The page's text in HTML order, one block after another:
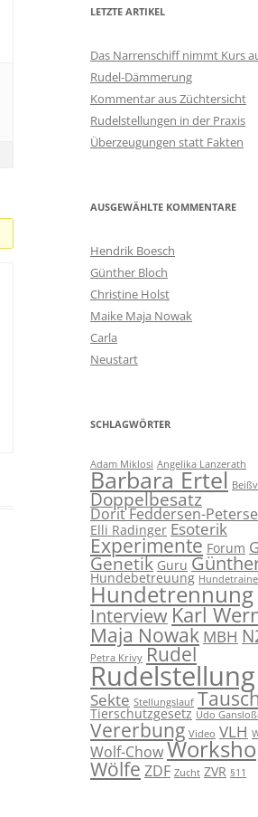
LETZTE ARTIKEL
Das Narrenschiff nimmt Kurs
Rudel-Dämmerung
Kommentar aus Züchtersicht
Rudelstellungen in der Praxis
Überzeugungen statt Fakten
AUSGEWÄHLTE KOMMENTARE
Hendrik Boesch
Günther Bloch
Christine Holst
Maike Maja Nowak
Carla
Neustart
SCHLAGWÖRTER
Adam Miklosi Angelika Lanzerath
Barbara Ertel
Doppelbesatz
Dorit Feddersen-
Elli Radinger Esoterik
Experimente Forum
Genetik Guru
Hundebetreuung
Hundetrennung
InterviewKarl
Maja Nowak MBH
Petra Krivy Rudel
Rudelstellung
Sekte Stellungslauf
Tierschutzgesetz Udo
Vererbung Video VLH
Wolf-Chow
Wölfe ZDF Zucht ZVR §11